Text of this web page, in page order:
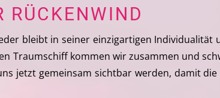
RÜCKENWIND
bleibt in seiner einzigartigen Individualität
Traumschiff kommen wir zusammen und
jetzt gemeinsam sichtbar werden, damit